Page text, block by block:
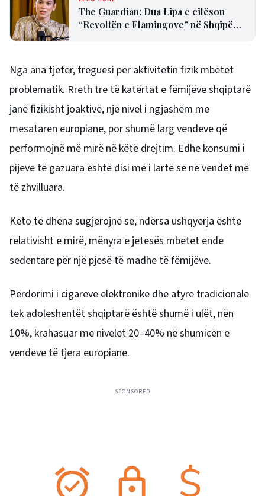
The Guardian: Dua Lipa e cilëson
“Revoltën e Flamingove” në Shqipëri
Nga ana tjetër, treguesi për aktivitetin fizik mbetet
problematik. Rreth tre të katërtat e fëmijëve shqiptarë
janë fizikisht joaktivë, një nivel i ngjashëm me
mesataren europiane, por shumë larg vendeve që
performojnë më mirë në këtë drejtim. Edhe konsumi i
pijeve të gazuara është disi më i lartë se në vendet më
të zhvilluara.
Këto të dhëna sugjerojnë se, ndërsa ushqyerja është
relativisht e mirë, mënyra e jetesës mbetet ende
sedentare për një pjesë të madhe të fëmijëve.
Përdorimi i cigareve elektronike dhe atyre tradicionale
tek adoleshentët shqiptarë është shumë i ulët, nën
10%, krahasuar me nivelet 20–40% në shumicën e
vendeve të tjera europiane.
SPONSORED